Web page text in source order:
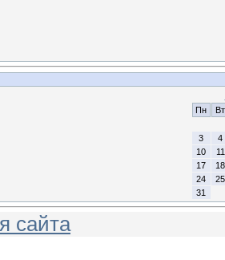
Пн
Вт
3
4
10
11
17
18
24
25
31
сайта